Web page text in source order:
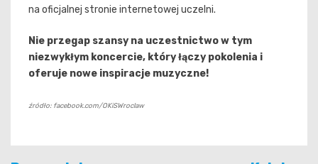
na oficjalnej stronie internetowej uczelni.
Nie przegap szansy na uczestnictwo w tym
niezwykłym koncercie, który łączy pokolenia i
oferuje nowe inspiracje muzyczne!
źródło: facebook.com/OKiSWroclaw